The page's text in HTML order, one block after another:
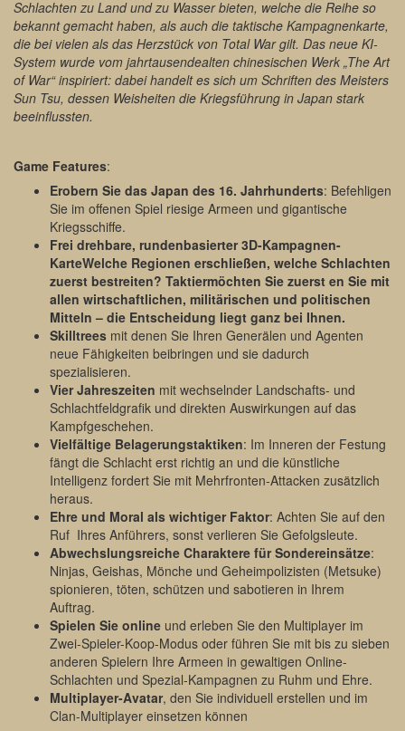
Schlachten zu Land und zu Wasser bieten, welche die Reihe so
bekannt gemacht haben, als auch die taktische Kampagnenkarte,
die bei vielen als das Herzstück von Total War gilt. Das neue KI-
System wurde vom jahrtausendealten chinesischen Werk „The Art
of War“ inspiriert: dabei handelt es sich um Schriften des Meisters
Sun Tsu, dessen Weisheiten die Kriegsführung in Japan stark
beeinflussten.
Game Features:
Erobern Sie das Japan des 16. Jahrhunderts: Befehligen
Sie im offenen Spiel riesige Armeen und gigantische
Kriegsschiffe.
Frei drehbare, rundenbasierter 3D-Kampagnen-
KarteWelche Regionen erschließen, welche Schlachten
zuerst bestreiten? Taktiermöchten Sie zuerst en Sie mit
allen wirtschaftlichen, militärischen und politischen
Mitteln – die Entscheidung liegt ganz bei Ihnen.
Skilltrees mit denen Sie Ihren Generälen und Agenten
neue Fähigkeiten beibringen und sie dadurch
spezialisieren.
Vier Jahreszeiten mit wechselnder Landschafts- und
Schlachtfeldgrafik und direkten Auswirkungen auf das
Kampfgeschehen.
Vielfältige Belagerungstaktiken: Im Inneren der Festung
fängt die Schlacht erst richtig an und die künstliche
Intelligenz fordert Sie mit Mehrfronten-Attacken zusätzlich
heraus.
Ehre und Moral als wichtiger Faktor: Achten Sie auf den
Ruf Ihres Anführers, sonst verlieren Sie Gefolgsleute.
Abwechslungsreiche Charaktere für Sondereinsätze:
Ninjas, Geishas, Mönche und Geheimpolizisten (Metsuke)
spionieren, töten, schützen und sabotieren in Ihrem
Auftrag.
Spielen Sie online und erleben Sie den Multiplayer im
Zwei-Spieler-Koop-Modus oder führen Sie mit bis zu sieben
anderen Spielern Ihre Armeen in gewaltigen Online-
Schlachten und Spezial-Kampagnen zu Ruhm und Ehre.
Multiplayer-Avatar, den Sie individuell erstellen und im
Clan-Multiplayer einsetzen können